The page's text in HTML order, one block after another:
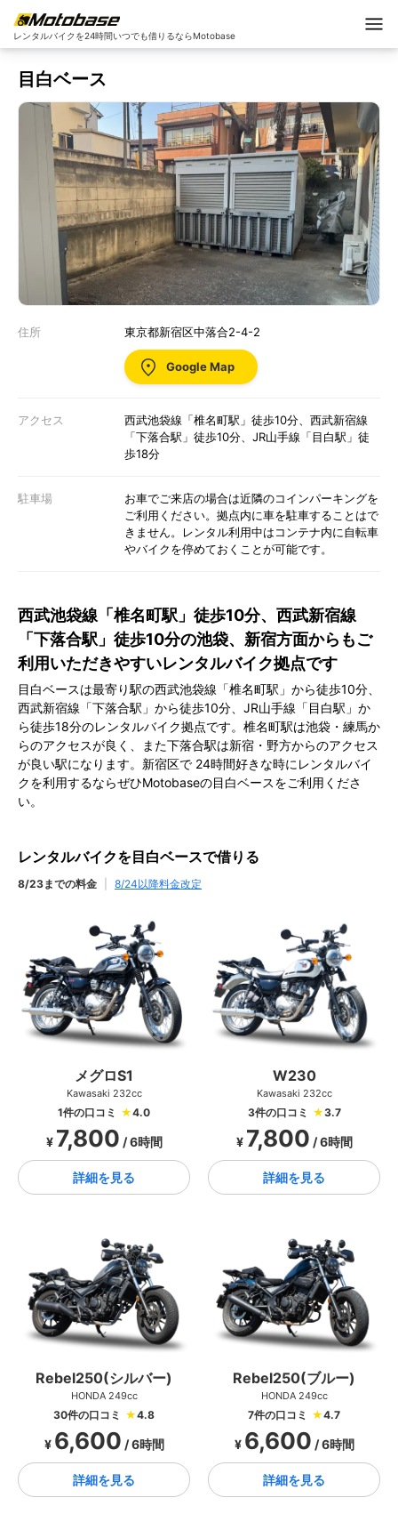
レンタルバイクを24時間いつでも借りるならMotobase
目白ベース
住所 東京都新宿区中落合2-4-2
Google Map
アクセス
西武池袋線「椎名町駅」徒歩10分、西武新宿線
「下落合駅」徒歩10分、JR山手線「目白駅」徒
歩18分
駐車場
お車でご来店の場合は近隣のコインパーキングを
ご利用ください。拠点内に車を駐車することはで
きません。レンタル利用中はコンテナ内に自転車
やバイクを停めておくことが可能です。
西武池袋線「椎名町駅」徒歩10分、西武新宿線
「下落合駅」徒歩10分の池袋、新宿方面からもご
利用いただきやすいレンタルバイク拠点です
目白ベースは最寄り駅の西武池袋線「椎名町駅」から徒歩10分、
西武新宿線「下落合駅」から徒歩10分、JR山手線「目白駅」か
ら徒歩18分のレンタルバイク拠点です。椎名町駅は池袋・練馬か
らのアクセスが良く、また下落合駅は新宿・野方からのアクセス
が良い駅になります。新宿区で 24時間好きな時にレンタルバイ
クを利用するならぜひMotobaseの目白ベースをご利用くださ
い。
レンタルバイクを目白ベースで借りる
8/23までの料金 8/24以降料金改定
メグロS1
Kawasaki 232cc
1件の口コミ ★4.0
¥ 7,800 / 6時間
詳細を見る
W230
Kawasaki 232cc
3件の口コミ ★3.7
¥ 7,800 / 6時間
詳細を見る
Rebel250(シルバー)
HONDA 249cc
30件の口コミ ★4.8
¥ 6,600 / 6時間
詳細を見る
Rebel250(ブルー)
HONDA 249cc
7件の口コミ ★4.7
¥ 6,600 / 6時間
詳細を見る